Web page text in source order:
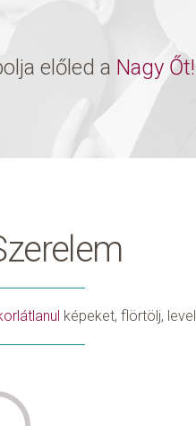
előled a Nagy Őt!
képeket, flörtölj,